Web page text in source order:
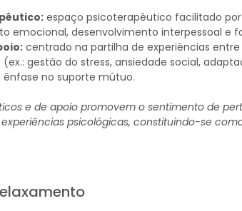
espaço psicoterapêutico facilitado
emocional, desenvolvimento interpessoal e
centrado na partilha de experiências
gestão do stress, ansiedade social,
ênfase no suporte mútuo.
e de apoio promovem o sentimento de
psicológicas, constituindo-se